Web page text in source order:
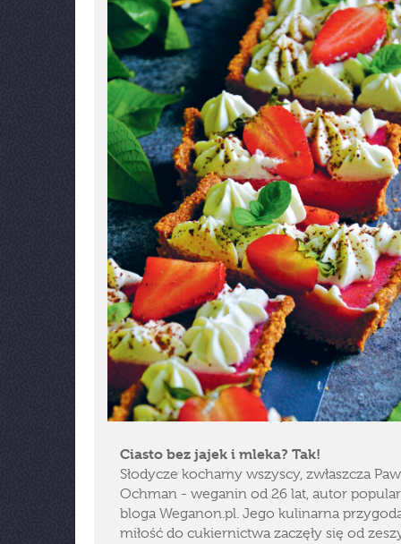
Ciasto bez jajek i mleka? Tak!
Słodycze kochamy wszyscy, zwłaszcza
Ochman - weganin od 26 lat, autor
bloga Weganon.pl. Jego kulinarna
miłość do cukiernictwa zaczęły się od